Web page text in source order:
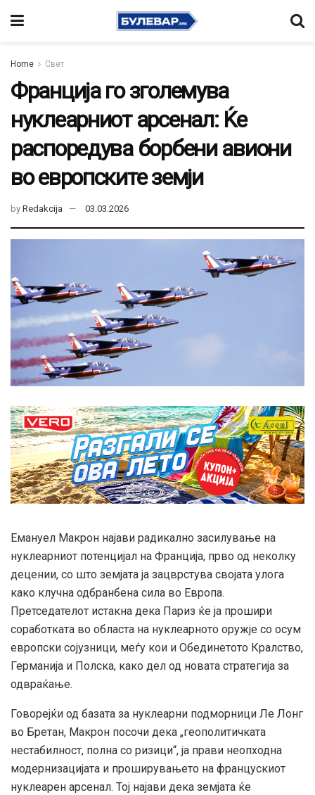
Home Свет
Франција го зголемува
нуклеарниот арсенал: Ќе
распоредува борбени авиони
во европските земји
by Redakcija 03.03.2026
Емануел Макрон најави радикално засилување на
нуклеарниот потенцијал на Франција, прво од неколку
децении, со што земјата ја зацврстува својата улога
како клучна одбранбена сила во Европа.
Претседателот истакна дека Париз ќе ја прошири
соработката во областа на нуклеарното оружје со осум
европски сојузници, меѓу кои и Обединетото Кралство,
Германија и Полска, како дел од новата стратегија за
одвраќање.
Говорејќи од базата за нуклеарни подморници Ле Лонг
во Бретан, Макрон посочи дека „геополитичката
нестабилност, полна со ризици“, ја прави неопходна
модернизацијата и проширувањето на францускиот
нуклеарен арсенал. Тој најави дека земјата ќе